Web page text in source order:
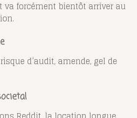
va forcément bientôt arriver au
d’audit, amende, gel de